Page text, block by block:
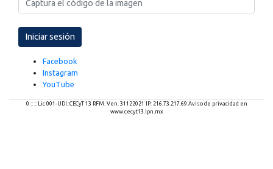
Facebook
Instagram
YouTube
0 :: :: Lic 001-UDI::CECyT 13 RFM. Ven. 31122021 IP: 216.73.217.69 Aviso de privacidad en
www.cecyt13.ipn.mx